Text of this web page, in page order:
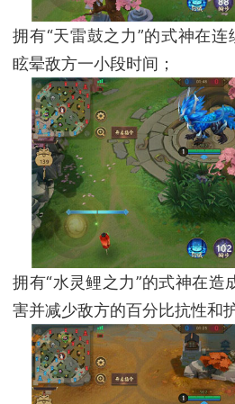
拥有“天雷鼓之力”的式神在
眩晕敌方一小段时间；
拥有“水灵鲤之力”的式神在造
害并减少敌方的百分比抗性和